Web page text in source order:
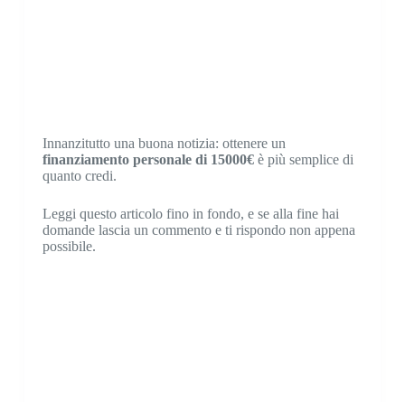
Innanzitutto una buona notizia: ottenere un
finanziamento personale di 15000€ è più semplice di
quanto credi.
Leggi questo articolo fino in fondo, e se alla fine hai
domande lascia un commento e ti rispondo non appena
possibile.